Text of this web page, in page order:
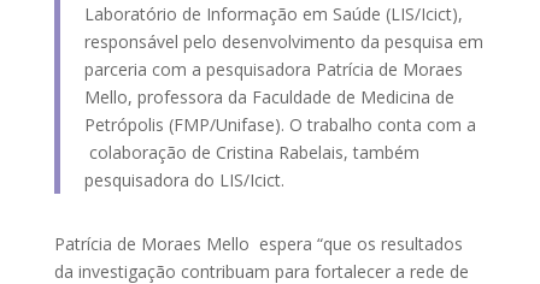
Laboratório de Informação em Saúde (LIS/Icict),
responsável pelo desenvolvimento da pesquisa em
parceria com a pesquisadora Patrícia de Moraes
Mello, professora da Faculdade de Medicina de
Petrópolis (FMP/Unifase). O trabalho conta com a
colaboração de Cristina Rabelais, também
pesquisadora do LIS/Icict.
Patrícia de Moraes Mello espera “que os resultados
da investigação contribuam para fortalecer a rede de